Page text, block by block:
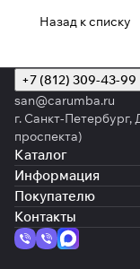
Назад к списку
+7 (812) 309-43-99
san@carumba.ru
г. Санкт-Петербург,
проспекта)
Каталог
Информация
Покупателю
Контакты